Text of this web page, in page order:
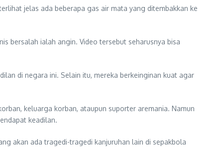
jelas ada beberapa gas air mata yang ditembakkan ke
bersalah ialah angin. Video tersebut seharusnya bisa
di negara ini. Selain itu, mereka berkeinginan kuat agar
keluarga korban, ataupun suporter aremania. Namun
keadilan.
akan ada tragedi-tragedi kanjuruhan lain di sepakbola